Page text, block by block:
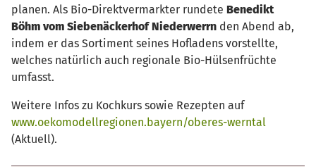
planen. Als Bio-Direktvermarkter rundete Benedikt
Böhm vom Siebenäckerhof Niederwerrn den Abend ab,
indem er das Sortiment seines Hofladens vorstellte,
welches natürlich auch regionale Bio-Hülsenfrüchte
umfasst.
Weitere Infos zu Kochkurs sowie Rezepten auf
www.oekomodellregionen.bayern/oberes-werntal
(Aktuell).